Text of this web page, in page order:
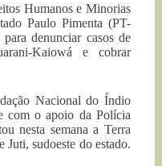
Humanos e Minorias
Paulo Pimenta (PT-
denunciar casos de
Kaiowá e cobrar
Nacional do Índio
com o apoio da Polícia
nesta semana a Terra
sudoeste do estado.